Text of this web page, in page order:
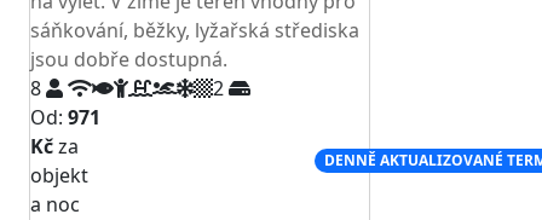
sáňkování, běžky, lyžařská střediska
jsou dobře dostupná.
8
2
Od: 971
Kčza
objekt
a noc
DENNĚ AKTUALIZOVANÉ